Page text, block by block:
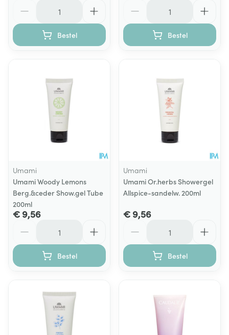
Bestel Bestel
Umami
Umami Woody Lemons
Berg.&ceder Show.gel Tube
200ml
€ 9,56
Bestel
Umami
Umami Or.herbs Showergel
Allspice-sandelw. 200ml
€ 9,56
Bestel